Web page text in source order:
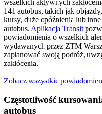
wszelkich aktywnych
141 autobus, takich jak
kursy, duże opóźnienia lub
autobus. Aplikacja Transit
powiadomienia o wszelkich
wydawanych przez ZTM
zaplanować swoją podróż,
zakłócenia.
Zobacz wszystkie
Częstotliwość
autobus